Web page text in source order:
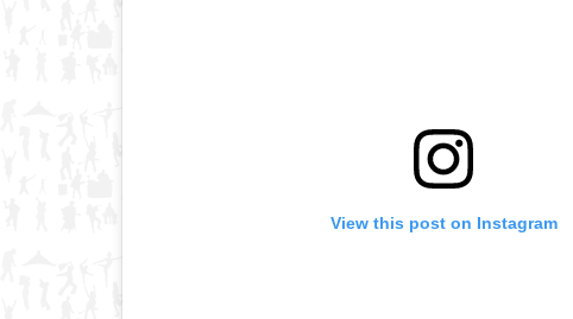
View this post on Instagram